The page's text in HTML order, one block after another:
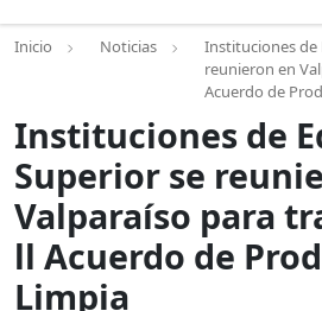
Inicio Noticias
Instituciones de
reunieron en
Acuerdo de
Instituciones de
Superior se
Valparaíso para
ll Acuerdo de
Limpia